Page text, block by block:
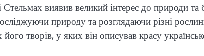
виявив великий інтерес до природи та
природу та розглядаючи різні
творів, у яких він описував красу